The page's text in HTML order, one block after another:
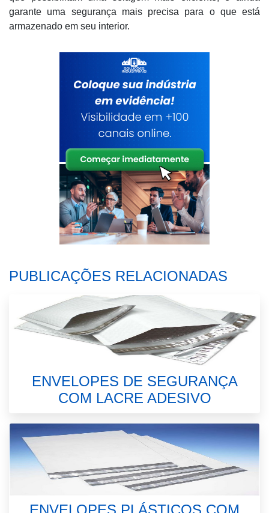
garante uma segurança mais precisa para o que está
armazenado em seu interior.
PUBLICAÇÕES RELACIONADAS
ENVELOPES DE SEGURANÇA
COM LACRE ADESIVO
ENVELOPES PLÁSTICOS COM